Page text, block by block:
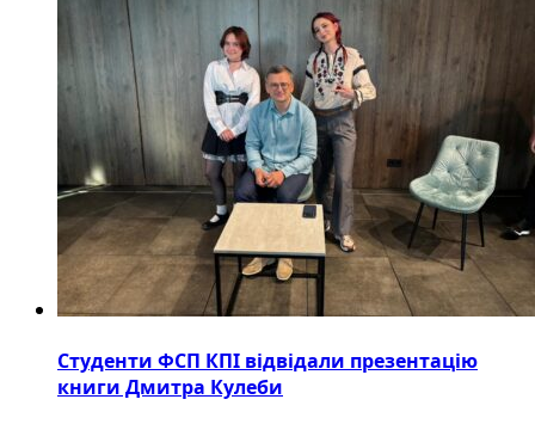
Студенти ФСП КПІ відвідали презентацію
книги Дмитра Кулеби